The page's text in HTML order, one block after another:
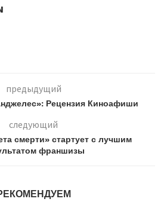
предыдущий
Рецензия Киноафиши
следующий
смерти» стартует с лучшим
франшизы